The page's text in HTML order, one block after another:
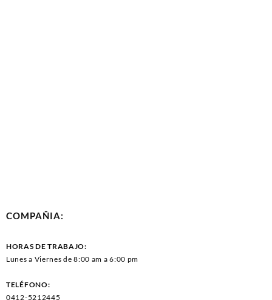
COMPAÑIA:
HORAS DE TRABAJO:
Lunes a Viernes de 8:00 am a 6:00 pm
TELÉFONO:
0412-5212445